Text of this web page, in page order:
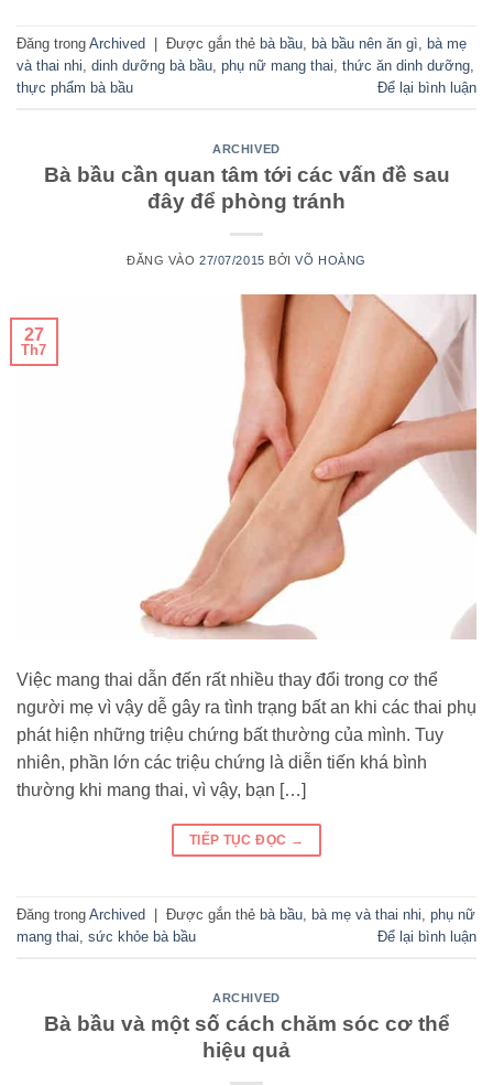
Đăng trong Archived Được gắn thẻ bà bầu, bà bầu nên ăn gì, bà mẹ
và thai nhi, dinh dưỡng bà bầu, phụ nữ mang thai, thức ăn dinh dưỡng,
thực phẩm bà bầu
Để lại bình luận
ARCHIVED
Bà bầu cần quan tâm tới các vấn đề sau
đây để phòng tránh
ĐĂNG VÀO27/07/2015 BỞIVÕ HOÀNG
27
Th7
Việc mang thai dẫn đến rất nhiều thay đổi trong cơ thể
người mẹ vì vậy dễ gây ra tình trạng bất an khi các thai phụ
phát hiện những triệu chứng bất thường của mình. Tuy
nhiên, phần lớn các triệu chứng là diễn tiến khá bình
thường khi mang thai, vì vậy, bạn […]
TIẾP TỤC ĐỌC →
Đăng trong Archived Được gắn thẻ bà bầu, bà mẹ và thai nhi, phụ nữ
mang thai, sức khỏe bà bầu Để lại bình luận
ARCHIVED
Bà bầu và một số cách chăm sóc cơ​ thể
hiệu quả